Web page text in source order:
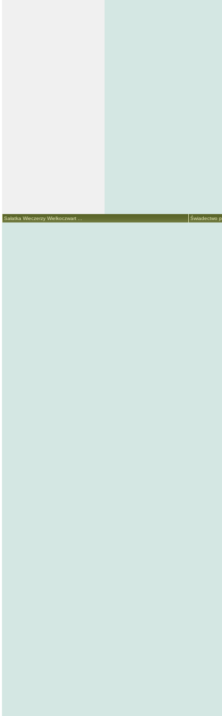
Sałatka Wieczerzy Wielkoczwart ... Świadectwo